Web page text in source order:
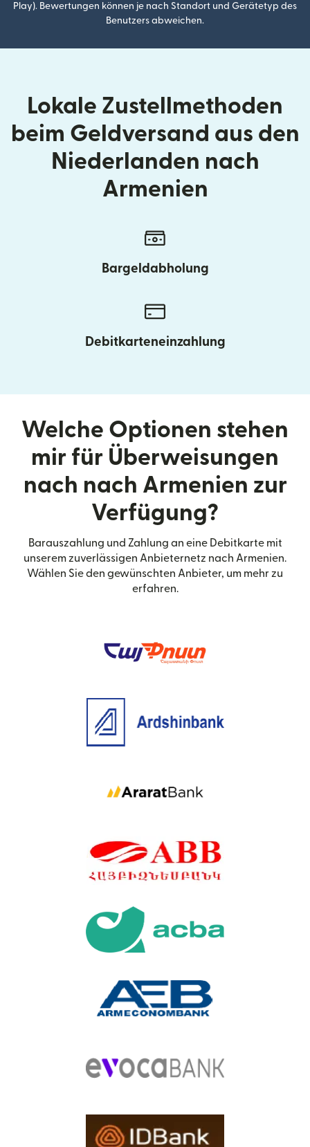
Play). Bewertungen können je nach Standort und Gerätetyp des
Benutzers abweichen.
Lokale Zustellmethoden
beim Geldversand aus den
Niederlanden nach
Armenien
Bargeldabholung
Debitkarteneinzahlung
Welche Optionen stehen
mir für Überweisungen
nach nach Armenien zur
Verfügung?
Barauszahlung und Zahlung an eine Debitkarte mit
unserem zuverlässigen Anbieternetz nach Armenien.
Wählen Sie den gewünschten Anbieter, um mehr zu
erfahren.